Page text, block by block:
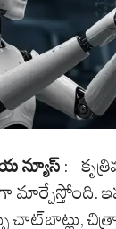
న్యూస్ :-
మార్చేస్తోంది.